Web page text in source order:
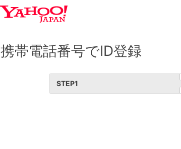
携帯電話番号でID登録
STEP1